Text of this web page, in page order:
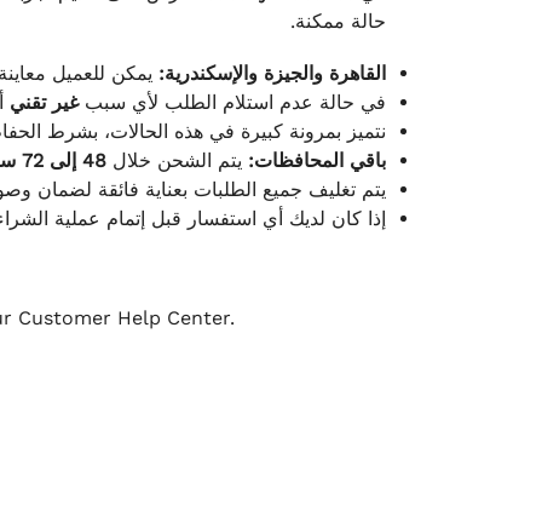
حالة ممكنة.
القاهرة والجيزة والإسكندرية: يمكن للعميل
في حالة عدم استلام الطلب لأي سببغير تقني
نتميز بمرونة كبيرة في هذه الحالات، بشرط
باقي المحافظات: يتم الشحن خلال 48 إلى 72 ساعة
يتم تغليف جميع الطلبات بعناية فائقة لضمان
إذا كان لديك أي استفسار قبل إتمام عملية
Customer Help Center.